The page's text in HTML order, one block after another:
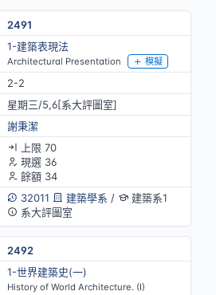
2491
1-建築表現法
Architectural Presentation 模擬
2-2
星期三/5,6[系大評圖室]
謝秉潔
上限 70
現選 36
餘額 34
32011
建築學系 /
建築系1
系大評圖室
2492
1-世界建築史(一)
History of World Architecture. (I)